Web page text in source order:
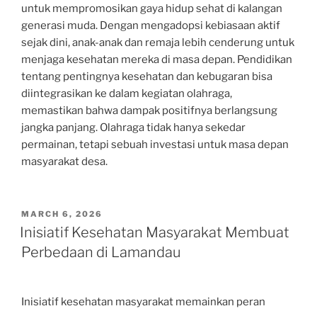
untuk mempromosikan gaya hidup sehat di kalangan
generasi muda. Dengan mengadopsi kebiasaan aktif
sejak dini, anak-anak dan remaja lebih cenderung untuk
menjaga kesehatan mereka di masa depan. Pendidikan
tentang pentingnya kesehatan dan kebugaran bisa
diintegrasikan ke dalam kegiatan olahraga,
memastikan bahwa dampak positifnya berlangsung
jangka panjang. Olahraga tidak hanya sekedar
permainan, tetapi sebuah investasi untuk masa depan
masyarakat desa.
POSTED
ON
MARCH 6, 2026
Inisiatif Kesehatan Masyarakat Membuat
Perbedaan di Lamandau
Inisiatif kesehatan masyarakat memainkan peran